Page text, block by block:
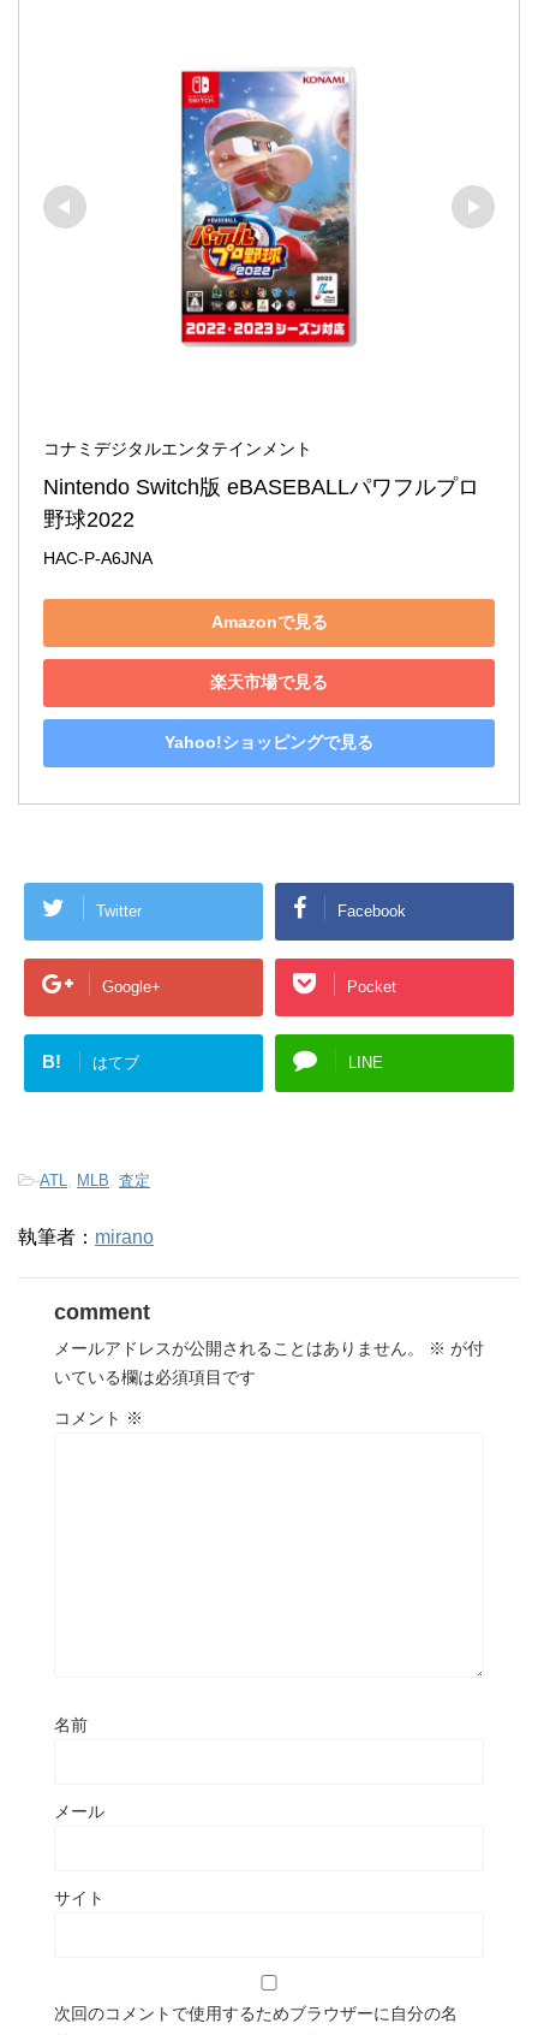
コナミデジタルエンタテインメント
Nintendo Switch版 eBASEBALLパワフルプロ
野球2022
HAC-P-A6JNA
Amazonで見る
楽天市場で見る
Yahoo!ショッピングで見る
Twitter Facebook
Google+ Pocket
B! はてブ LINE
-ATL MLB 査定
執筆者： mirano
comment
メールアドレスが公開されることはありません。 ※ が付
いている欄は必須項目です
コメント ※
名前
メール
サイト
次回のコメントで使用するためブラウザーに自分の名